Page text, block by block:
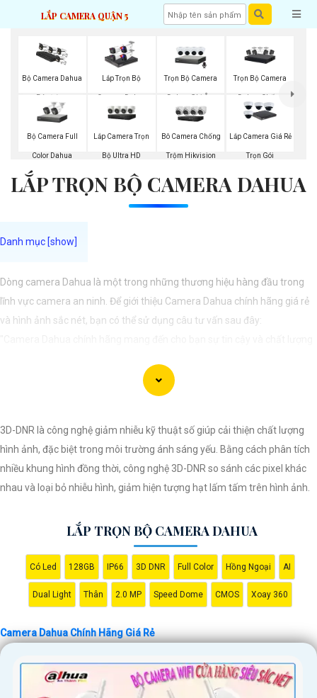
LẮP CAMERA QUẬN 5
Bộ Camera Dahua
Báo Động
Lắp Trọn Bộ
Camera Dahua
Trọn Bộ Camera
Dahua Ghi Âm
Trọn Bộ Camera
Dahua Chống
Trộm
Bộ Camera Full
Color Dahua
Lắp Camera Trọn
Bộ Ultra HD
Bô Camera Chống
Trộm Hikvision
Lắp Camera Giá Rẻ
Trọn Gói
LẮP TRỌN BỘ CAMERA DAHUA
Dòng camera Dahua là một trong những thương hiệu hàng đầu trong
lĩnh vực camera an ninh. Để giới thiệu Camera Dahua chính hãng giá rẻ
và hình ảnh sắc nét, bạn có thể sử dụng câu tư vấn sau đây:
này hứa hẹn đáp ứng mọi nhu cầu giám sát của bạn. Đừng ngần ngại
trải nghiệm sự ổn định và chất lượng vượt trội của Camera Dahua chính
3D-DNR là công nghệ giảm nhiễu kỹ thuật số giúp cải thiện chất lượng
hình ảnh, đặc biệt trong môi trường ánh sáng yếu. Bằng cách phân tích
nhiều khung hình đồng thời, công nghệ 3D-DNR so sánh các pixel khác
nhau và loại bỏ nhiễu hình, giảm hiện tượng hạt lấm tấm trên hình ảnh.
LẮP TRỌN BỘ CAMERA DAHUA
Có Led 128GB IP66 3D DNR Full Color Hồng Ngoại AI
Dual Light Thân 2.0 MP Speed Dome CMOS Xoay 360
Camera Dahua Chính Hãng Giá Rẻ